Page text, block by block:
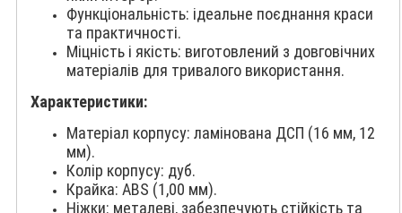
Функціональність: ідеальне поєднання краси
та практичності.
Міцність і якість: виготовлений з довговічних
матеріалів для тривалого використання.
Характеристики:
Матеріал корпусу: ламінована ДСП (16 мм, 12
мм).
Колір корпусу: дуб.
Крайка: ABS (1,00 мм).
Ніжки: металеві, забезпечують стійкість та